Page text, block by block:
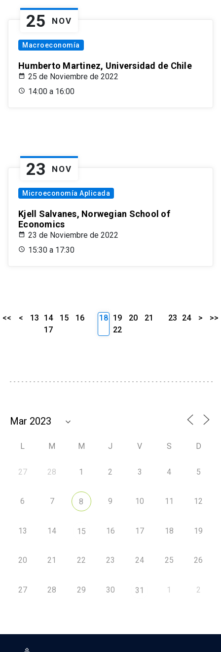
25 NOV
Macroeconomía
Humberto Martinez, Universidad de Chile
25 de Noviembre de 2022
14:00 a 16:00
23 NOV
Microeconomía Aplicada
Kjell Salvanes, Norwegian School of
Economics
23 de Noviembre de 2022
15:30 a 17:30
<< < 13 14 15
16
17
18 19 20
21
22
23 24 > >>
L M M J V S D
27 28 1 2 3 4 5
6 7 8 9 10 11 12
13 14 15 16 17 18 19
20 21 22 23 24 25 26
27 28 29 30 31 1 2